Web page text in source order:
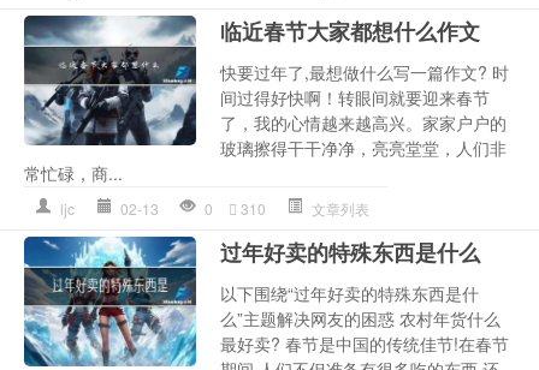
临近春节大家都想什么作文
快要过年了,最想做什么写一篇作文? 时
间过得好快啊！转眼间就要迎来春节
了，我的心情越来越高兴。家家户户的
玻璃擦得干干净净，亮亮堂堂，人们非
常忙碌，商...
ljc 02-13 0 310 文章列表
过年好卖的特殊东西是什么
以下围绕“过年好卖的特殊东西是什
么”主题解决网友的困惑 农村年货什么
最好卖? 春节是中国的传统佳节!在春节